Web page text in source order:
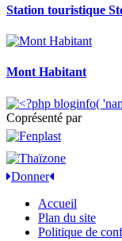
Station touristique
Mont Habitant
Coprésenté par
Donner
Accueil
Plan du site
Politique de